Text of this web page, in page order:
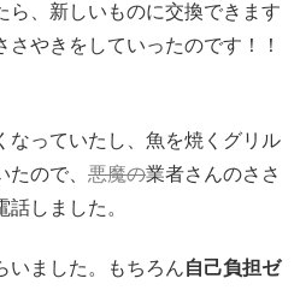
ら、新しいものに交換できます
やきをしていったのです！！
なっていたし、魚を焼くグリル
ので、 悪魔の業者さんのささ
しました。
いました。もちろん自己負担ゼ